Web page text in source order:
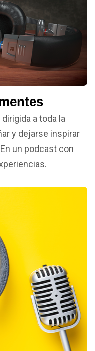
a toda la
y dejarse inspirar
un podcast con